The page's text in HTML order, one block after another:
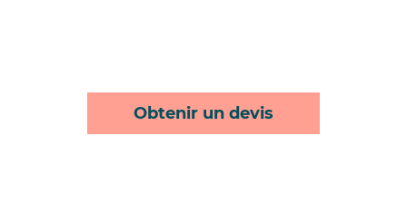
Obtenir un devis